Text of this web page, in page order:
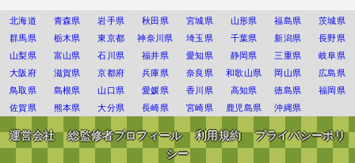
北海道 青森県 岩手県 秋田県 宮城県 山形県 福島県
茨城県
群馬県
栃木県 東京都 神奈川県 埼玉県 千葉県 新潟県
長野県
山梨県
富山県 石川県 福井県 愛知県 静岡県 三重県
岐阜県
大阪府
滋賀県 京都府 兵庫県 奈良県 和歌山県 岡山県
広島県
鳥取県
島根県 山口県 愛媛県 香川県 高知県 徳島県
福岡県
佐賀県
熊本県 大分県 長崎県 宮崎県 鹿児島県 沖縄県
運営会社 総監修者プロフィール 利用規約
プライバシーポリ
シー